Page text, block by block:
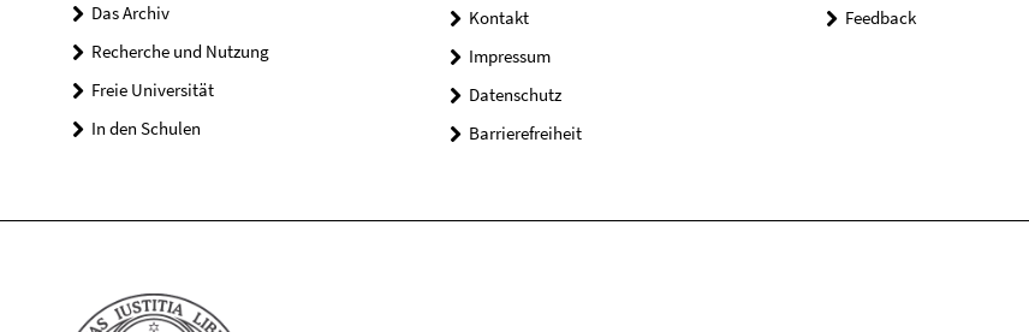
Das Archiv
Recherche und Nutzung
Freie Universität
In den Schulen
Kontakt
Impressum
Datenschutz
Barrierefreiheit
Feedback